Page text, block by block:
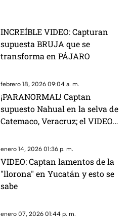
INCREÍBLE VIDEO: Capturan
supuesta BRUJA que se
transforma en PÁJARO
febrero 18, 2026 09:04 a. m.
¡PARANORMAL! Captan
supuesto Nahual en la selva de
Catemaco, Veracruz; el VIDEO
enero 14, 2026 01:36 p. m.
VIDEO: Captan lamentos de la
"llorona" en Yucatán y esto se
sabe
enero 07, 2026 01:44 p. m.